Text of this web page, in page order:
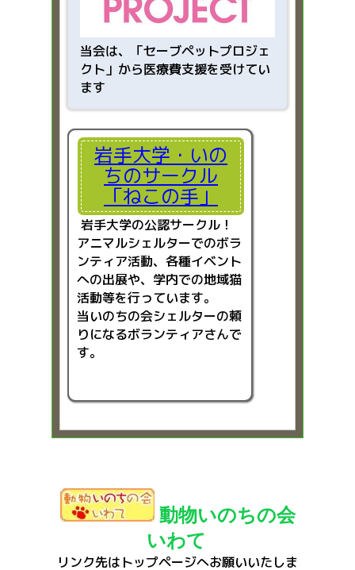
当会は、「セーブペットプロジェ
クト」から医療費支援を受けてい
ます
岩手大学・いの
ちのサークル
「ねこの手」
岩手大学の公認サークル！
アニマルシェルターでのボラ
ンティア活動、各種イベント
への出展や、学内での地域猫
活動等を行っています。
当いのちの会シェルターの頼
りになるボランティアさんで
す。
動物いのちの会
いわて
リンク先はトップページへお願いいたしま